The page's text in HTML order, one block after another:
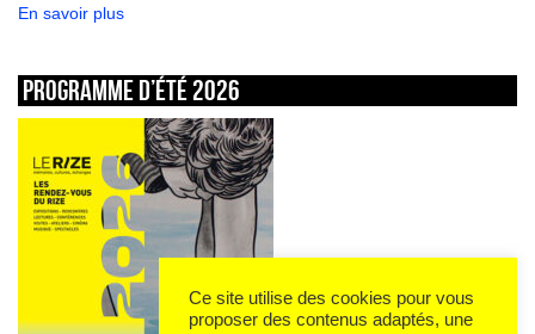
En savoir plus
Programme d’été 2026
Ce site utilise des cookies pour vous
proposer des contenus adaptés, une